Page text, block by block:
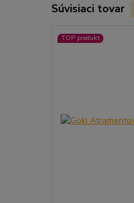
Súvisiaci tovar
TOP produkt